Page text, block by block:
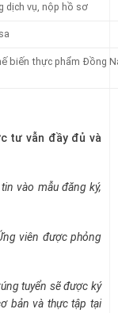
dịch vụ, nộp hồ sơ
biến thực phẩm Đồng
tư vẫn đầy đủ và
vào mẫu đăng ký,
viên được phỏng
tuyển sẽ được ký
bản và thực tập tại